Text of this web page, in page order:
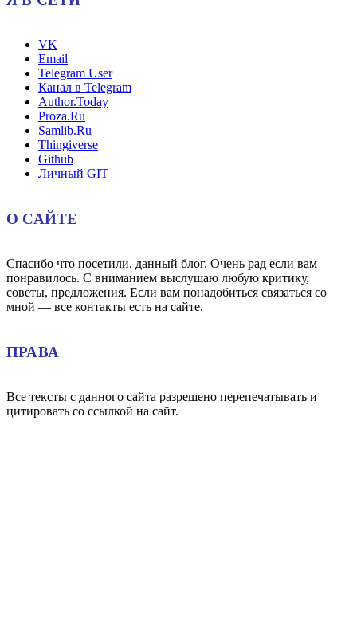
VK
Email
Telegram User
Канал в Telegram
Author.Today
Proza.Ru
Samlib.Ru
Thingiverse
Github
Личный GIT
О САЙТЕ
Спасибо что посетили, данный блог. Очень рад если вам
понравилось. С вниманием выслушаю любую критику,
советы, предложения. Если вам понадобиться связаться со
мной — все контакты есть на сайте.
ПРАВА
Все тексты с данного сайта разрешено перепечатывать и
цитировать со ссылкой на сайт.